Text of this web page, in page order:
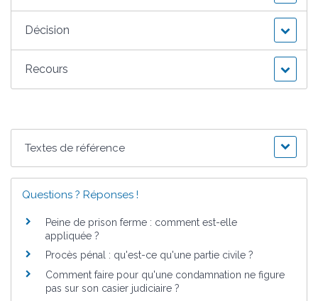
Décision
Recours
Textes de référence
Questions ? Réponses !
Peine de prison ferme : comment est-elle
appliquée ?
Procès pénal : qu'est-ce qu'une partie civile ?
Comment faire pour qu'une condamnation ne figure
pas sur son casier judiciaire ?